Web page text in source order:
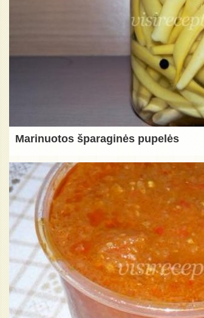
Marinuotos šparaginės pupelės